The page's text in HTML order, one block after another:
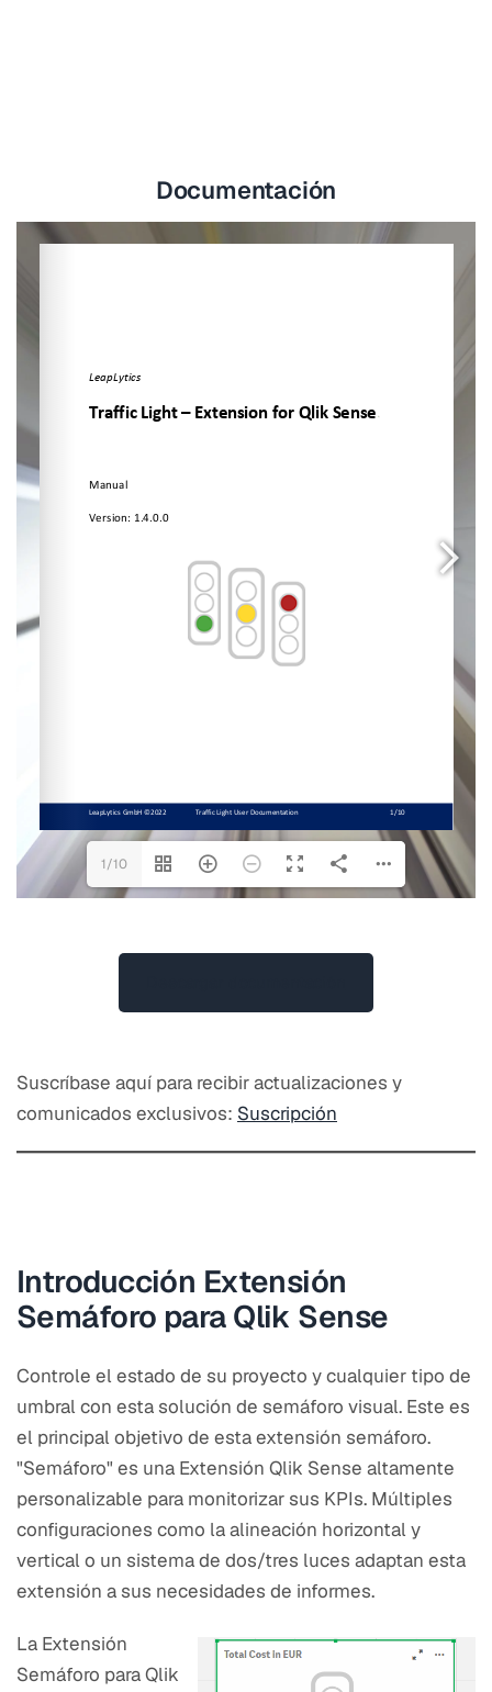
Documentación
1/10
Suscríbase aquí para recibir actualizaciones y
comunicados exclusivos: Suscripción
Introducción Extensión
Semáforo para Qlik Sense
Controle el estado de su proyecto y cualquier tipo de
umbral con esta solución de semáforo visual. Este es
el principal objetivo de esta extensión semáforo.
"Semáforo" es una Extensión Qlik Sense altamente
personalizable para monitorizar sus KPIs. Múltiples
configuraciones como la alineación horizontal y
vertical o un sistema de dos/tres luces adaptan esta
extensión a sus necesidades de informes.
La Extensión
Semáforo para Qlik